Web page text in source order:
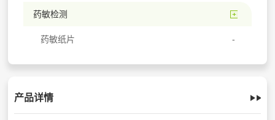
药敏检测
药敏纸片
产品详情